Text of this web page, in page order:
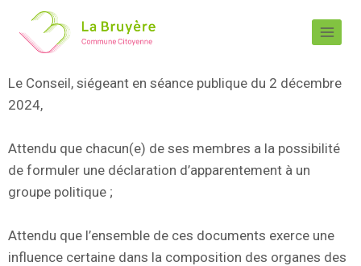
Le Conseil, siégeant en séance publique du 2 décembre
2024,
Attendu que chacun(e) de ses membres a la possibilité
de formuler une déclaration d’apparentement à un
groupe politique ;
Attendu que l’ensemble de ces documents exerce une
influence certaine dans la composition des organes des